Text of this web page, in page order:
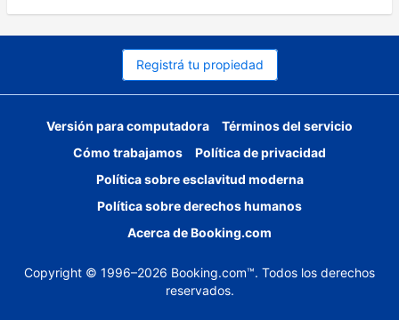
Registrá tu propiedad
Versión para computadora
Términos del servicio
Cómo trabajamos
Política de privacidad
Política sobre esclavitud moderna
Política sobre derechos humanos
Acerca de Booking.com
Copyright © 1996–2026 Booking.com™. Todos los derechos
reservados.